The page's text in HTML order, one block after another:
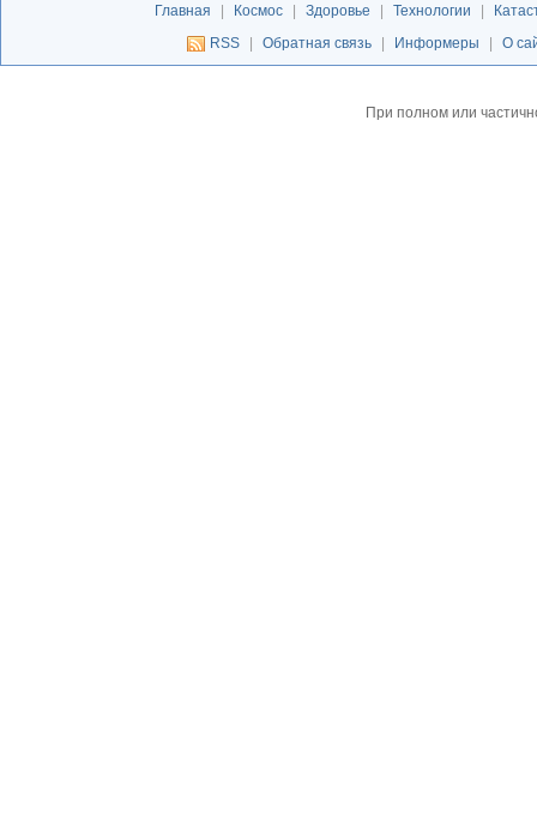
Главная | Космос | Здоровье | Технологии |
RSS
| Обратная связь | Информеры | О
При полном или